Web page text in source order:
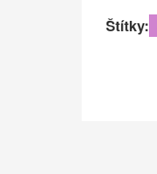
Štítky: